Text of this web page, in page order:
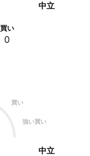
中立
買い
0
買い
強い買い
中立